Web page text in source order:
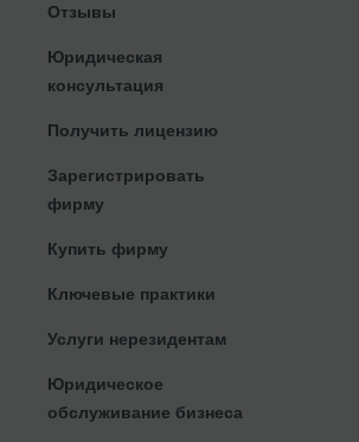
Отзывы
Юридическая
консультация
Получить лицензию
Зарегистрировать
фирму
Купить фирму
Ключевые практики
Услуги нерезидентам
Юридическое
обслуживание бизнеса